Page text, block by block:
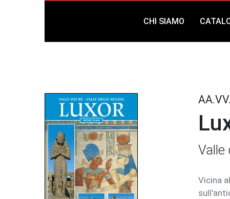
CHI SIAMO
AA.VV.
Valle
Vicina